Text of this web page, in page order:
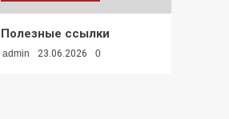
Полезные ссылки
admin 23.06.2026 0